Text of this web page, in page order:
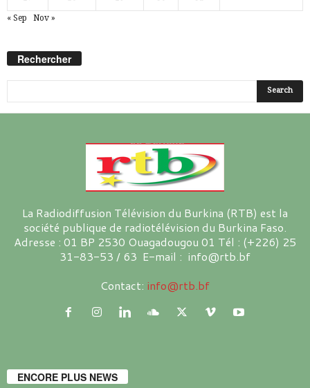
« Sep Nov »
Rechercher
La Radiodiffusion Télévision du Burkina (RTB) est la
société publique de radiotélévision du Burkina Faso.
Adresse : 01 BP 2530 Ouagadougou 01 Tél : (+226) 25
31-83-53 / 63 E-mail : info@rtb.bf
Contact: info@rtb.bf
ENCORE PLUS NEWS